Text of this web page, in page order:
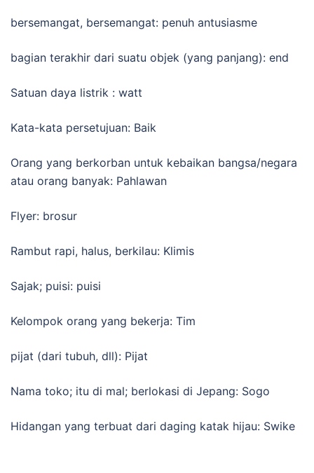
bersemangat, bersemangat: penuh antusiasme
bagian terakhir dari suatu objek (yang panjang): end
Satuan daya listrik : watt
Kata-kata persetujuan: Baik
Orang yang berkorban untuk kebaikan bangsa/negara
atau orang banyak: Pahlawan
Flyer: brosur
Rambut rapi, halus, berkilau: Klimis
Sajak; puisi: puisi
Kelompok orang yang bekerja: Tim
pijat (dari tubuh, dll): Pijat
Nama toko; itu di mal; berlokasi di Jepang: Sogo
Hidangan yang terbuat dari daging katak hijau: Swike